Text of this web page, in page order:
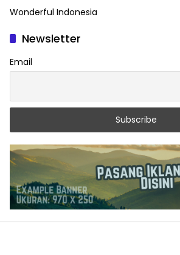
Wonderful Indonesia
Newsletter
Email